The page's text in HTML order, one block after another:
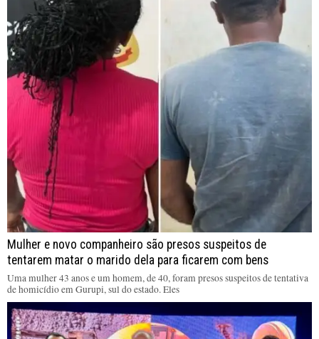
Mulher e novo companheiro são presos suspeitos de
tentarem matar o marido dela para ficarem com bens
Uma mulher 43 anos e um homem, de 40, foram presos suspeitos de tentativa
de homicídio em Gurupi, sul do estado. Eles